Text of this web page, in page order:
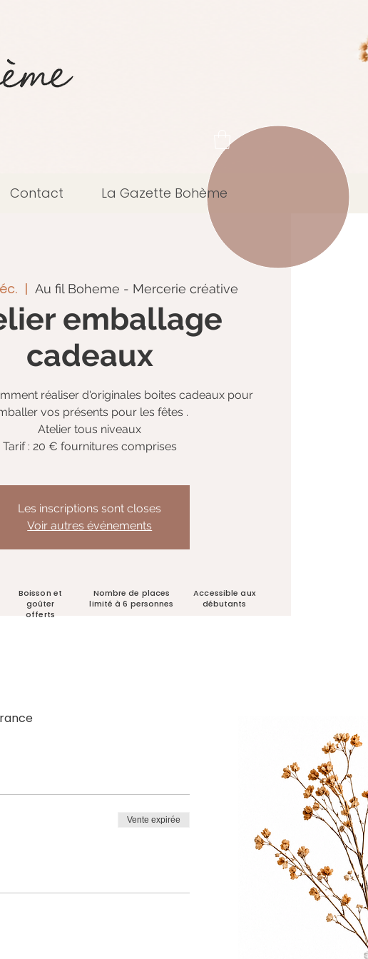
Contact La Gazette Bohème
  |
Au fil Boheme - Mercerie créative
emballage
cadeaux
réaliser d'originales boites cadeaux pour
vos présents pour les fêtes .
Atelier tous niveaux
Tarif : 20 € fournitures comprises
Les inscriptions sont closes
Voir autres événements
Vente expirée
Boisson et
goûter
offerts
Nombre de places
limité à 6 personnes
Accessible aux
débutants